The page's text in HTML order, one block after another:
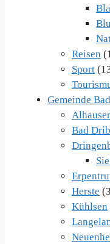
Reisen
Sport
Gemeinde
Bad
Herste
Kühlsen